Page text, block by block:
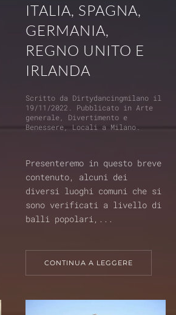
ITALIA, SPAGNA,
GERMANIA,
REGNO UNITO E
IRLANDA
Scritto da Dirtydancingmilano il
19/11/2022 . Pubblicato in Arte
generale
Divertimento e
Benessere
Locali a Milano
Presenteremo in questo breve
contenuto, alcuni dei
diversi luoghi comuni che si
sono verificati a livello di
balli popolari,...
CONTINUA A LEGGERE